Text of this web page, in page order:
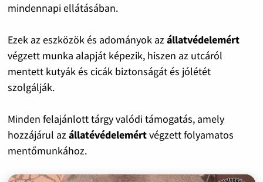
mindennapi ellátásában.
Ezek az eszközök és adományok azállatvédelemért
végzett munka alapját képezik, hiszen az utcáról
mentett kutyák és cicák biztonságát és jólétét
szolgálják.
Minden felajánlott tárgy valódi támogatás, amely
hozzájárul azállatévédelemértvégzett folyamatos
mentőmunkához.